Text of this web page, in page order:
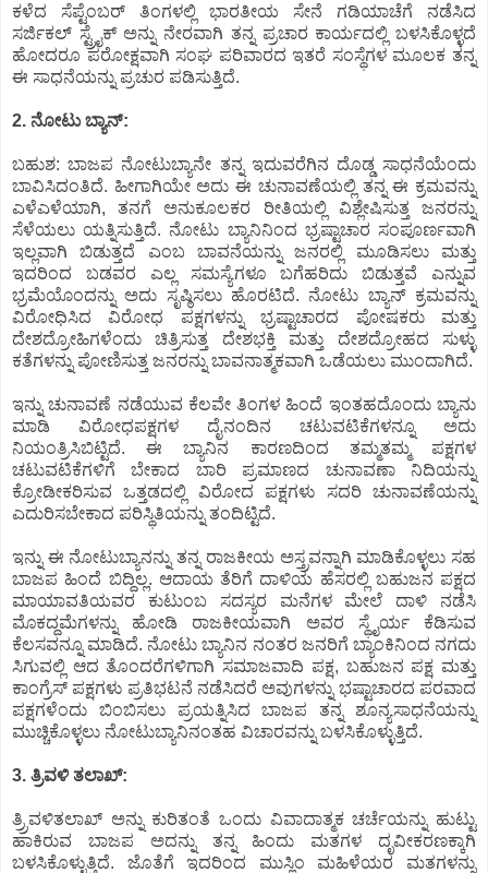
ಕಳೆದ ಸೆಪ್ಟೆಂಬರ್ ತಿಂಗಳಲ್ಲಿ ಭಾರತೀಯ ಸೇನೆ ಗಡಿಯಾಚೆಗೆ ನಡೆಸಿದ
ಸರ್ಜಿಕಲ್ ಸ್ಟ್ರೈಕ್ ಅನ್ನು ನೇರವಾಗಿ ತನ್ನ ಪ್ರಚಾರ ಕಾರ್ಯದಲ್ಲಿ ಬಳಸಿಕೊಳ್ಳದೆ
ಹೋದರೂ ಪರೋಕ್ಷವಾಗಿ ಸಂಘ ಪರಿವಾರದ ಇತರೆ ಸಂಸ್ಥೆಗಳ ಮೂಲಕ ತನ್ನ
ಈ ಸಾಧನೆಯನ್ನು ಪ್ರಚುರ ಪಡಿಸುತ್ತಿದೆ.
2. ನೋಟು ಬ್ಯಾನ್:
ಬಹುಶ: ಬಾಜಪ ನೋಟುಬ್ಯಾನೇ ತನ್ನ ಇದುವರೆಗಿನ ದೊಡ್ಡ ಸಾಧನೆಯೆಂದು
ಬಾವಿಸಿದಂತಿದೆ. ಹೀಗಾಗಿಯೇ ಅದು ಈ ಚುನಾವಣೆಯಲ್ಲಿ ತನ್ನ ಈ ಕ್ರಮವನ್ನು
ಎಳೆಎಳೆಯಾಗಿ, ತನಗೆ ಅನುಕೂಲಕರ ರೀತಿಯಲ್ಲಿ ವಿಶ್ಲೇಷಿಸುತ್ತ ಜನರನ್ನು
ಸೆಳೆಯಲು ಯತ್ನಿಸುತ್ತಿದೆ. ನೋಟು ಬ್ಯಾನಿನಿಂದ ಭ್ರಷ್ಟಾಚಾರ ಸಂಪೂರ್ಣವಾಗಿ
ಇಲ್ಲವಾಗಿ ಬಿಡುತ್ತದೆ ಎಂಬ ಬಾವನೆಯನ್ನು ಜನರಲ್ಲಿ ಮೂಡಿಸಲು ಮತ್ತು
ಇದರಿಂದ ಬಡವರ ಎಲ್ಲ ಸಮಸ್ಯೆಗಳೂ ಬಗೆಹರಿದು ಬಿಡುತ್ತವೆ ಎನ್ನುವ
ಭ್ರಮೆಯೊಂದನ್ನು ಅದು ಸೃಷ್ಠಿಸಲು ಹೊರಟಿದೆ. ನೋಟು ಬ್ಯಾನ್ ಕ್ರಮವನ್ನು
ವಿರೋಧಿಸಿದ ವಿರೋಧ ಪಕ್ಷಗಳನ್ನು ಭ್ರಷ್ಟಾಚಾರದ ಪೋಷಕರು ಮತ್ತು
ದೇಶದ್ರೋಹಿಗಳೆಂದು ಚಿತ್ರಿಸುತ್ತ ದೇಶಭಕ್ತಿ ಮತ್ತು ದೇಶದ್ರೋಹದ ಸುಳ್ಳು
ಕತೆಗಳನ್ನು ಪೋಣಿಸುತ್ತ ಜನರನ್ನು ಬಾವನಾತ್ಮಕವಾಗಿ ಒಡೆಯಲು ಮುಂದಾಗಿದೆ.
ಇನ್ನು ಚುನಾವಣೆ ನಡೆಯುವ ಕೆಲವೇ ತಿಂಗಳ ಹಿಂದೆ ಇಂತಹದೊಂದು ಬ್ಯಾನು
ಮಾಡಿ ವಿರೋಧಪಕ್ಷಗಳ ದೈನಂದಿನ ಚಟುವಟಿಕೆಗಳನ್ನೂ ಅದು
ನಿಯಂತ್ರಿಸಿಬಿಟ್ಟಿದೆ. ಈ ಬ್ಯಾನಿನ ಕಾರಣದಿಂದ ತಮ್ಮತಮ್ಮ ಪಕ್ಷಗಳ
ಚಟುವಟಿಕೆಗಳಿಗೆ ಬೇಕಾದ ಬಾರಿ ಪ್ರಮಾಣದ ಚುನಾವಣಾ ನಿದಿಯನ್ನು
ಕ್ರೋಡೀಕರಿಸುವ ಒತ್ತಡದಲ್ಲಿ ವಿರೋದ ಪಕ್ಷಗಳು ಸದರಿ ಚುನಾವಣೆಯನ್ನು
ಎದುರಿಸಬೇಕಾದ ಪರಿಸ್ಥಿತಿಯನ್ನು ತಂದಿಟ್ಟಿದೆ.
ಇನ್ನು ಈ ನೋಟುಬ್ಯಾನನ್ನು ತನ್ನ ರಾಜಕೀಯ ಅಸ್ತ್ರವನ್ನಾಗಿ ಮಾಡಿಕೊಳ್ಳಲು ಸಹ
ಬಾಜಪ ಹಿಂದೆ ಬಿದ್ದಿಲ್ಲ. ಆದಾಯ ತೆರಿಗೆ ದಾಳಿಯ ಹೆಸರಲ್ಲಿ ಬಹುಜನ ಪಕ್ಷದ
ಮಾಯಾವತಿಯವರ ಕುಟುಂಬ ಸದಸ್ಯರ ಮನೆಗಳ ಮೇಲೆ ದಾಳಿ ನಡೆಸಿ
ಮೊಕದ್ದಮೆಗಳನ್ನು ಹೋಡಿ ರಾಜಕೀಯವಾಗಿ ಅವರ ಸ್ಥೈರ್ಯ ಕೆಡಿಸುವ
ಕೆಲಸವನ್ನೂ ಮಾಡಿದೆ. ನೋಟು ಬ್ಯಾನಿನ ನಂತರ ಜನರಿಗೆ ಬ್ಯಾಂಕಿನಿಂದ ನಗದು
ಸಿಗುವಲ್ಲಿ ಆದ ತೊಂದರೆಗಳಿಗಾಗಿ ಸಮಾಜವಾದಿ ಪಕ್ಷ, ಬಹುಜನ ಪಕ್ಷ ಮತ್ತು
ಕಾಂಗ್ರೆಸ್ ಪಕ್ಷಗಳು ಪ್ರತಿಭಟನೆ ನಡೆಸಿದರೆ ಅವುಗಳನ್ನು ಭಷ್ಟಾಚಾರದ ಪರವಾದ
ಪಕ್ಷಗಳೆಂದು ಬಿಂಬಿಸಲು ಪ್ರಯತ್ನಿಸಿದ ಬಾಜಪ ತನ್ನ ಶೂನ್ಯಸಾಧನೆಯನ್ನು
ಮುಚ್ಚಿಕೊಳ್ಳಲು ನೋಟುಬ್ಯಾನಿನಂತಹ ವಿಚಾರವನ್ನು ಬಳಸಿಕೊಳ್ಳುತ್ತಿದೆ.
3. ತ್ರಿವಳಿ ತಲಾಖ್:
ತ್ರ್ರಿವಳಿತಲಾಖ್ ಅನ್ನು ಕುರಿತಂತೆ ಒಂದು ವಿವಾದಾತ್ಮಕ ಚರ್ಚೆಯನ್ನು ಹುಟ್ಟು
ಹಾಕಿರುವ ಬಾಜಪ ಅದನ್ನು ತನ್ನ ಹಿಂದು ಮತಗಳ ದೃವೀಕರಣಕ್ಕಾಗಿ
ಬಳಸಿಕೊಳ್ಳುತ್ತಿದೆ. ಜೊತೆಗೆ ಇದರಿಂದ ಮುಸ್ಲಿಂ ಮಹಿಳೆಯರ ಮತಗಳನ್ನು